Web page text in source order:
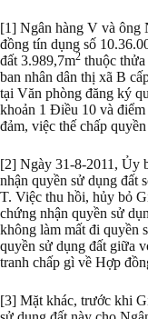
[1] Ngân hàng V và ông
đồng tín dụng số
đất 3.989,7m2 thuộc
ban nhân dân thị xã B
tại Văn phòng đăng ký
khoản 1 Điều 10 và
đảm, việc thế chấp
[2] Ngày 31-8-2011, Ủy
nhận quyền sử dụng đất
T. Việc thu hồi, hủy bỏ
chứng nhận quyền sử
không làm mất đi quyền
quyền sử dụng đất giữa
tranh chấp gì về Hợp
[3] Mặt khác, trước khi